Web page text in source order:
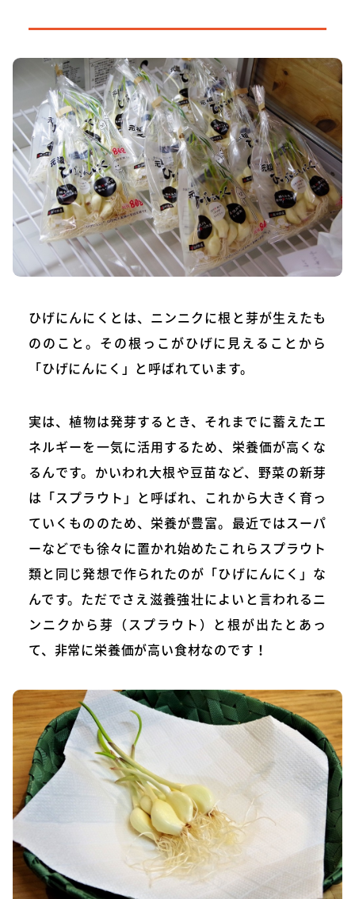
ひげにんにくとは、ニンニクに根と芽が生えたも
ののこと。その根っこがひげに見えることから
「ひげにんにく」と呼ばれています。
実は、植物は発芽するとき、それまでに蓄えたエ
ネルギーを一気に活用するため、栄養価が高くな
るんです。かいわれ大根や豆苗など、野菜の新芽
は「スプラウト」と呼ばれ、これから大きく育っ
ていくもののため、栄養が豊富。最近ではスーパ
ーなどでも徐々に置かれ始めたこれらスプラウト
類と同じ発想で作られたのが「ひげにんにく」な
んです。ただでさえ滋養強壮によいと言われるニ
ンニクから芽（スプラウト）と根が出たとあっ
て、非常に栄養価が高い食材なのです！